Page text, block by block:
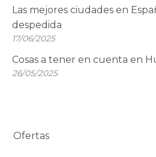
Las mejores ciudades en
despedida
17/06/2025
Cosas a tener en cuenta en
26/05/2025
Ofertas